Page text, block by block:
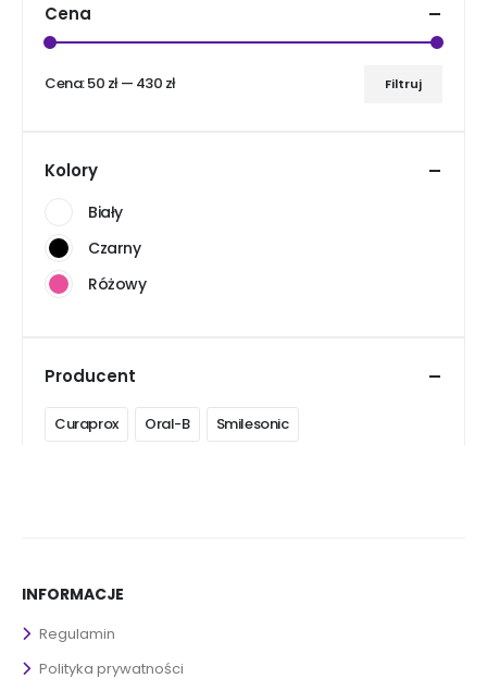
Cena
Filtruj
Cena:50 zł— 430 zł
Kolory
Biały
Czarny
Różowy
Producent
Curaprox Oral-B Smilesonic
INFORMACJE
Regulamin
Polityka prywatności